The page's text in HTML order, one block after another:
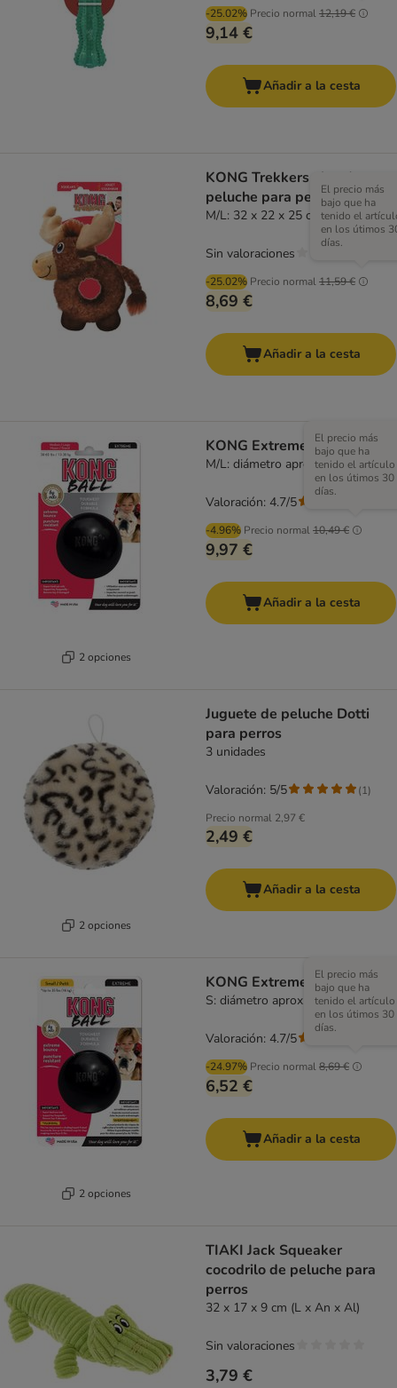
-25.02% Precio normal12,19 €
9,14 €
Añadir a la cesta
KONG Trekkers alce de
peluche para perros
M/L: 32 x 22 x 25 cm (L x An x Al)
-25.02% Precio normal11,59 €
El precio más
bajo que ha
tenido el
en los útimos
días.
8,69 €
Sin valoraciones
Añadir a la cesta
2 opciones
KONG Extreme Ball
M/L: diámetro aprox.: 7,5 cm
-4.96% Precio normal10,49 €
El precio más
bajo que ha
tenido el artículo
en los útimos 30
días.
9,97 €
Valoración: 4.7/5
Añadir a la cesta
2 opciones
Juguete de peluche Dotti
para perros
3 unidades
Precio normal 2,97 €
2,49 €
Valoración: 5/5 (1)
Añadir a la cesta
2 opciones
KONG Extreme Ball
S: diámetro aprox.: 6 cm
-24.97% Precio normal8,69 €
El precio más
bajo que ha
tenido el artículo
en los útimos 30
días.
6,52 €
Valoración: 4.7/5
Añadir a la cesta
TIAKI Jack Squeaker
cocodrilo de peluche para
perros
32 x 17 x 9 cm (L x An x Al)
3,79 €
Sin valoraciones